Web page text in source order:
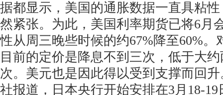
据都显示，美国的通胀数据一直具粘
然紧张。为此，美国利率期货已将6月
性从周三晚些时候的约67%降至60%。
目前的定价是降息不到三次，低于大
次。美元也是因此得以受到支撑而回
社报道，日本央行开始安排在3月18-